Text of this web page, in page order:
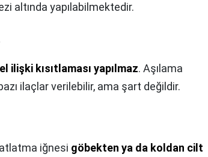
altında yapılabilmektedir.
ilişki kısıtlaması yapılmaz. Aşılama
ilaçlar verilebilir, ama şart değildir.
iğnesi göbekten ya da koldan cilt